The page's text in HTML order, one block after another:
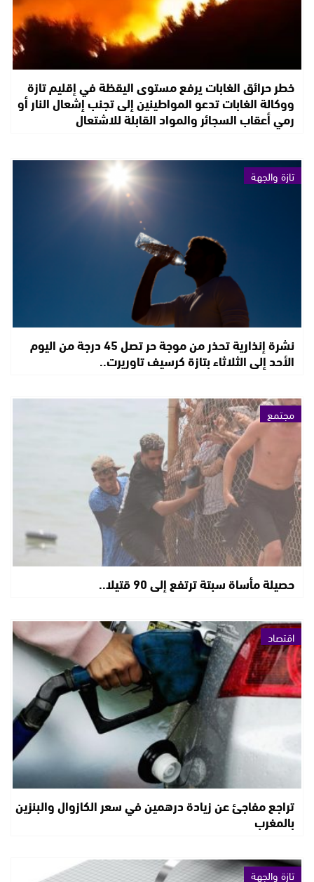
خطر حرائق الغابات يرفع مستوى اليقظة في إقليم تازة
ووكالة الغابات تدعو المواطينين إلى تجنب إشعال النار أو
رمي أعقاب السجائر والمواد القابلة للاشتعال
تازة والجهة
نشرة إنذارية تحذر من موجة حر تصل 45 درجة من اليوم
الأحد إلى الثلاثاء بتازة كرسيف تاوريرت..
مجتمع
حصيلة مأساة سبتة ترتفع إلى 90 قتيلا..
اقتصاد
تراجع مفاجئ عن زيادة درهمين في سعر الكازوال والبنزين
بالمغرب
تازة والجهة